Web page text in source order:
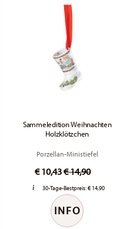
Sammeledition Weihnachten
Holzklötzchen
Porzellan-Ministiefel
€ 10,43Price reduced
€ 14,90to
30-Tage-Bestpreis:€ 14,90
INFO